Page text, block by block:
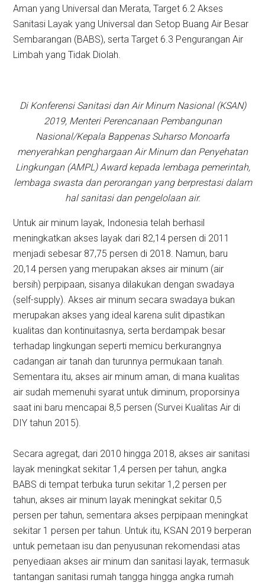
Aman yang Universal dan Merata, Target 6.2 Akses
Sanitasi Layak yang Universal dan Setop Buang Air Besar
Sembarangan (BABS), serta Target 6.3 Pengurangan Air
Limbah yang Tidak Diolah.
Di Konferensi Sanitasi dan Air Minum Nasional (KSAN)
2019, Menteri Perencanaan Pembangunan
Nasional/Kepala Bappenas Suharso Monoarfa
menyerahkan penghargaan Air Minum dan Penyehatan
Lingkungan (AMPL) Award kepada lembaga pemerintah,
lembaga swasta dan perorangan yang berprestasi dalam
hal sanitasi dan pengelolaan air.
Untuk air minum layak, Indonesia telah berhasil
meningkatkan akses layak dari 82,14 persen di 2011
menjadi sebesar 87,75 persen di 2018. Namun, baru
20,14 persen yang merupakan akses air minum (air
bersih) perpipaan, sisanya dilakukan dengan swadaya
(self-supply). Akses air minum secara swadaya bukan
merupakan akses yang ideal karena sulit dipastikan
kualitas dan kontinuitasnya, serta berdampak besar
terhadap lingkungan seperti memicu berkurangnya
cadangan air tanah dan turunnya permukaan tanah.
Sementara itu, akses air minum aman, di mana kualitas
air sudah memenuhi syarat untuk diminum, proporsinya
saat ini baru mencapai 8,5 persen (Survei Kualitas Air di
DIY tahun 2015).
Secara agregat, dari 2010 hingga 2018, akses air sanitasi
layak meningkat sekitar 1,4 persen per tahun, angka
BABS di tempat terbuka turun sekitar 1,2 persen per
tahun, akses air minum layak meningkat sekitar 0,5
persen per tahun, sementara akses perpipaan meningkat
sekitar 1 persen per tahun. Untuk itu, KSAN 2019 berperan
untuk pemetaan isu dan penyusunan rekomendasi atas
penyediaan akses air minum dan sanitasi layak, termasuk
tantangan sanitasi rumah tangga hingga angka rumah